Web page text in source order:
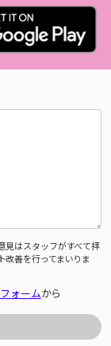
見はスタッフがすべて拝
改善を行ってまいりま
ォームから